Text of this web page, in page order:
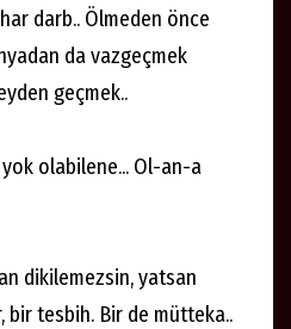
darb.. Ölmeden önce
da vazgeçmek
geçmek..
olabilene... Ol-an-a
dikilemezsin, yatsan
bir tesbih. Bir de mütteka..